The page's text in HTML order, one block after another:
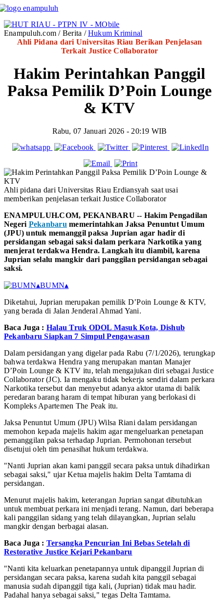
Enampuluh.com / Berita /Hukum Kriminal
Ahli Pidana dari Universitas Riau Berikan Penjelasan
Terkait Justice Collaborator
Hakim Perintahkan Panggil
Paksa Pemilik D’Poin Lounge
& KTV
Rabu, 07 Januari 2026 - 20:19 WIB
Ahli pidana dari Universitas Riau Erdiansyah saat usai
memberikan penjelasan terkait Justice Collaborator
ENAMPULUH.COM, PEKANBARU -- Hakim Pengadilan
Negeri Pekanbarumemerintahkan Jaksa Penuntut Umum
(JPU) untuk memanggil paksa Juprian agar hadir di
persidangan sebagai saksi dalam perkara Narkotika yang
menjerat terdakwa Hendra. Langkah itu diambil, karena
Juprian selalu mangkir dari panggilan persidangan sebagai
saksi.
▴BUMN▴
Diketahui, Juprian merupakan pemilik D’Poin Lounge & KTV,
yang berada di Jalan Jenderal Ahmad Yani.
Baca Juga : Halau Truk ODOL Masuk Kota, Dishub
Pekanbaru Siapkan 7 Simpul Pengawasan
Dalam persidangan yang digelar pada Rabu (7/1/2026), terungkap
bahwa terdakwa Hendra yang merupakan mantan Manajer
D’Poin Lounge & KTV itu, telah mengajukan diri sebagai Justice
Collaborator (JC). Ia mengaku tidak bekerja sendiri dalam perkara
Narkotika tersebut dan menyebut adanya aktor utama di balik
peredaran barang haram di tempat hiburan yang berlokasi di
Kompleks Apartemen The Peak itu.
Jaksa Penuntut Umum (JPU) Wilsa Riani dalam persidangan
memohon kepada majelis hakim agar mengeluarkan penetapan
pemanggilan paksa terhadap Juprian. Permohonan tersebut
disetujui oleh tim penasihat hukum terdakwa.
"Nanti Juprian akan kami panggil secara paksa untuk dihadirkan
sebagai saksi," ujar Ketua majelis hakim Delta Tamtama di
persidangan.
Menurut majelis hakim, keterangan Juprian sangat dibutuhkan
untuk membuat perkara ini menjadi terang. Namun, dari beberapa
kali panggilan sidang yang telah dilayangkan, Juprian selalu
mangkir dengan berbagai alasan.
Baca Juga : Tersangka Pencurian Ini Bebas Setelah di
Restorative Justice Kejari Pekanbaru
"Nanti kita keluarkan penetapannya untuk dipanggil Juprian di
persidangan secara paksa, karena sudah kita panggil sebagai
manusia sudah dipanggil tiga kali, (Juprian) tidak mau hadir.
Padahal hanya sebagai saksi," tegas Delta Tamtama.